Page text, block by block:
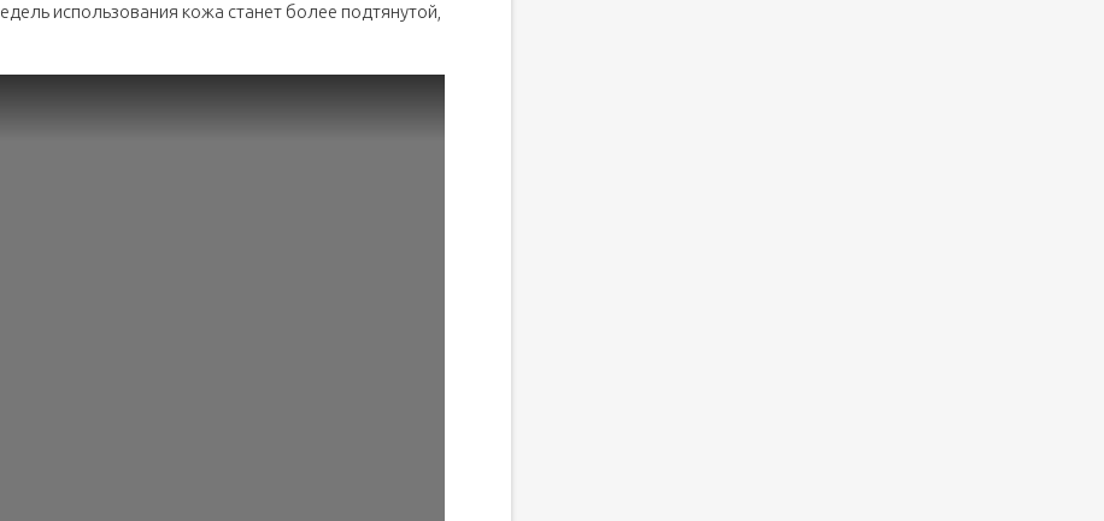
использования кожа станет более подтянутой,